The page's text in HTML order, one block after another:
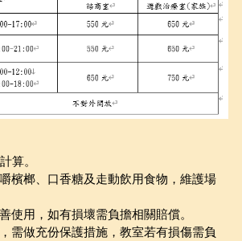
算。
檳榔、口香糖及走動飲用食物，維護場
使用，如有損壞需負擔相關賠償。
需做充份保護措施，教室若有損傷需負